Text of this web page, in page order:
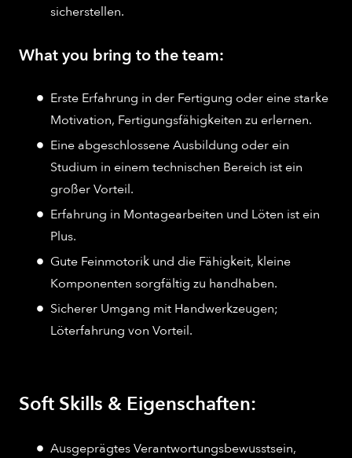
sicherstellen.
What you bring to the team:
Erste Erfahrung in der Fertigung oder eine starke
Motivation, Fertigungsfähigkeiten zu erlernen.
Eine abgeschlossene Ausbildung oder ein
Studium in einem technischen Bereich ist ein
großer Vorteil.
Erfahrung in Montagearbeiten und Löten ist ein
Plus.
Gute Feinmotorik und die Fähigkeit, kleine
Komponenten sorgfältig zu handhaben.
Sicherer Umgang mit Handwerkzeugen;
Löterfahrung von Vorteil.
Soft Skills & Eigenschaften:
Ausgeprägtes Verantwortungsbewusstsein,